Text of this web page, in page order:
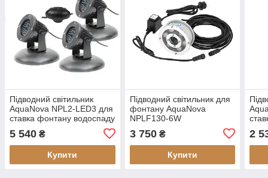
Підводний світильник
AquaNova NPL2-LED3 для
ставка фонтану водоспаду
5 540 ₴
Купити
Підводний світильник для
фонтану AquaNova
NPLF130-6W
3 750₴
Купити
2